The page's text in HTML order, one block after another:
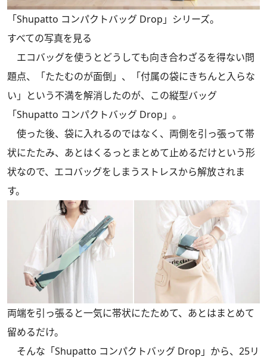
「Shupatto コンパクトバッグ Drop」シリーズ。
すべての写真を見る
エコバッグを使うとどうしても向き合わざるを得ない問
題点、「たたむのが面倒」、「付属の袋にきちんと入らな
い」という不満を解消したのが、この縦型バッグ
「Shupatto コンパクトバッグ Drop」。
使った後、袋に入れるのではなく、両側を引っ張って帯
状にたたみ、あとはくるっとまとめて止めるだけという形
状なので、エコバッグをしまうストレスから解放されま
す。
両端を引っ張ると一気に帯状にたためて、あとはまとめて
留めるだけ。
そんな「Shupatto コンパクトバッグ Drop」から、25リ